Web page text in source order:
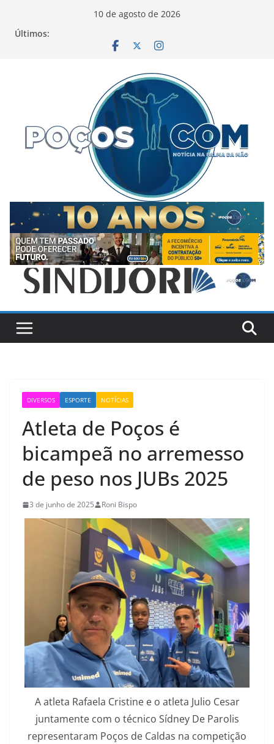
10 de agosto de 2026
Últimos:
DIVERSOS ESPORTE NOTÍCIAS
Atleta de Poços é
bicampeã no arremesso
de peso nos JUBs 2025
3 de junho de 2025 Roni Bispo
A atleta Rafaela Cristine e o atleta Julio Cesar
juntamente com o técnico Sídney De Parolis
representaram Poços de Caldas na competição